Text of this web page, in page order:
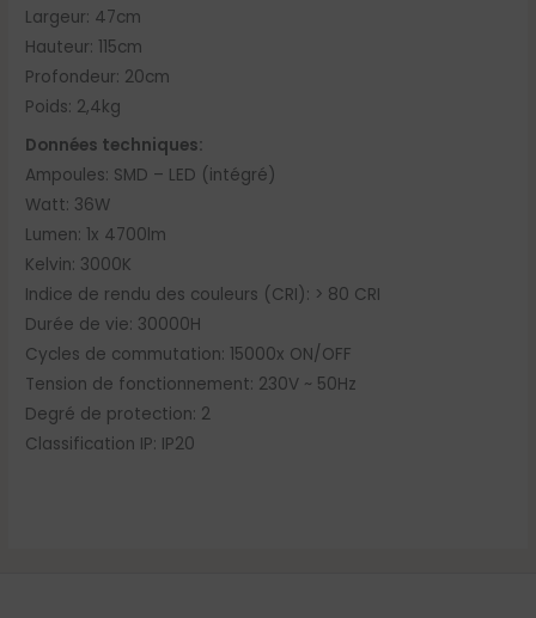
Largeur: 47cm
Hauteur: 115cm
Profondeur: 20cm
Poids: 2,4kg
Données techniques:
Ampoules: SMD – LED (intégré)
Watt: 36W
Lumen: 1x 4700lm
Kelvin: 3000K
Indice de rendu des couleurs (CRI): > 80 CRI
Durée de vie: 30000H
Cycles de commutation: 15000x ON/OFF
Tension de fonctionnement: 230V ~ 50Hz
Degré de protection: 2
Classification IP: IP20